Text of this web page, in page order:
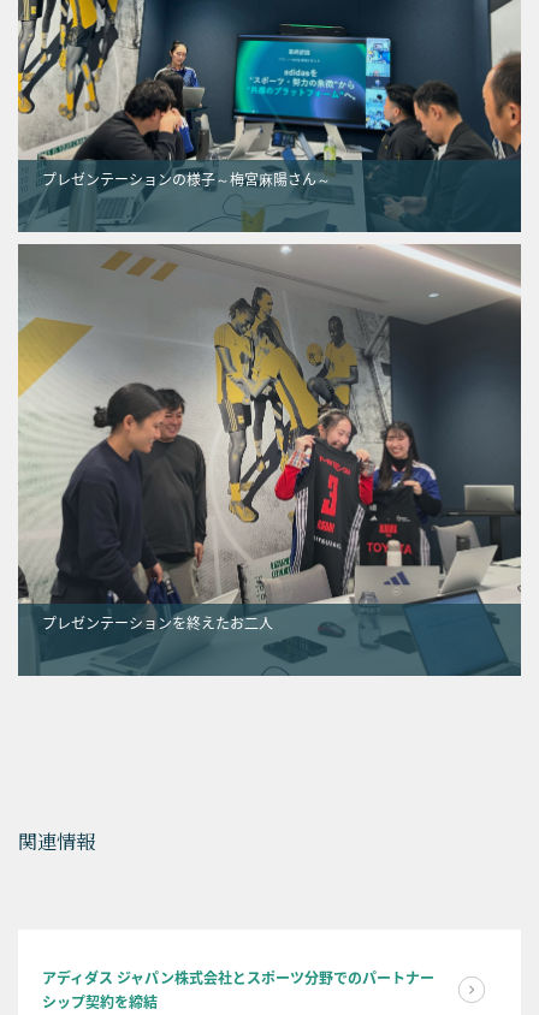
プレゼンテーションの様子～梅宮⿇陽さん～
プレゼンテーションを終えたお二人
関連情報
アディダス ジャパン株式会社とスポーツ分野でのパートナー
シップ契約を締結